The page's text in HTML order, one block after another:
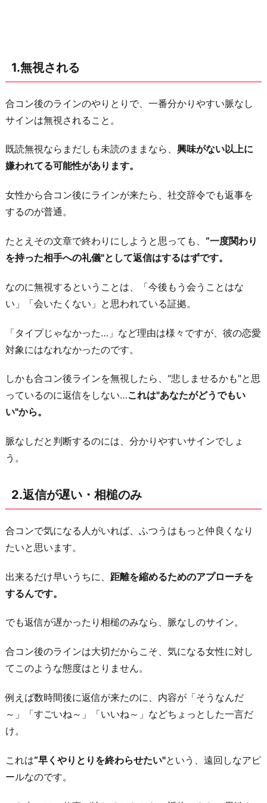
タ
プ
だ
3.
予
定
を
昧
に
れ
る
二
き
り
を
け
る
お
わ
り
1.無視される
合コン後のラインのやりとりで、一番分かりやすい脈なし
サインは無視されること。
既読無視ならまだしも未読のままなら、 興味がない以上に
嫌われてる可能性があります。
女性から合コン後にラインが来たら、社交辞令でも返事を
するのが普通。
たとえその文章で終わりにしようと思っても、 “一度関わり
を持った相手への礼儀"として返信はするはずです。
なのに無視するということは、「今後もう会うことはな
い」「会いたくない」と思われている証拠。
「タイプじゃなかった…」など理由は様々ですが、彼の恋愛
対象にはなれなかったのです。
しかも合コン後ラインを無視したら、"悲しませるかも"と思
っているのに返信をしない…これは"あなたがどうでもい
い"から。
脈なしだと判断するのには、分かりやすいサインでしょ
う。
2.返信が遅い・相槌のみ
合コンで気になる人がいれば、ふつうはもっと仲良くなり
たいと思います。
出来るだけ早いうちに、 距離を縮めるためのアプローチを
するんです。
でも返信が遅かったり相槌のみなら、脈なしのサイン。
合コン後のラインは大切だからこそ、気になる女性に対し
てこのような態度はとりません。
例えば数時間後に返信が来たのに、内容が「そうなんだ
～」「すごいね～」「いいね～」などちょっとした一言だ
け。
これは“早くやりとりを終わらせたい"という、遠回しなアピ
ールなのです。